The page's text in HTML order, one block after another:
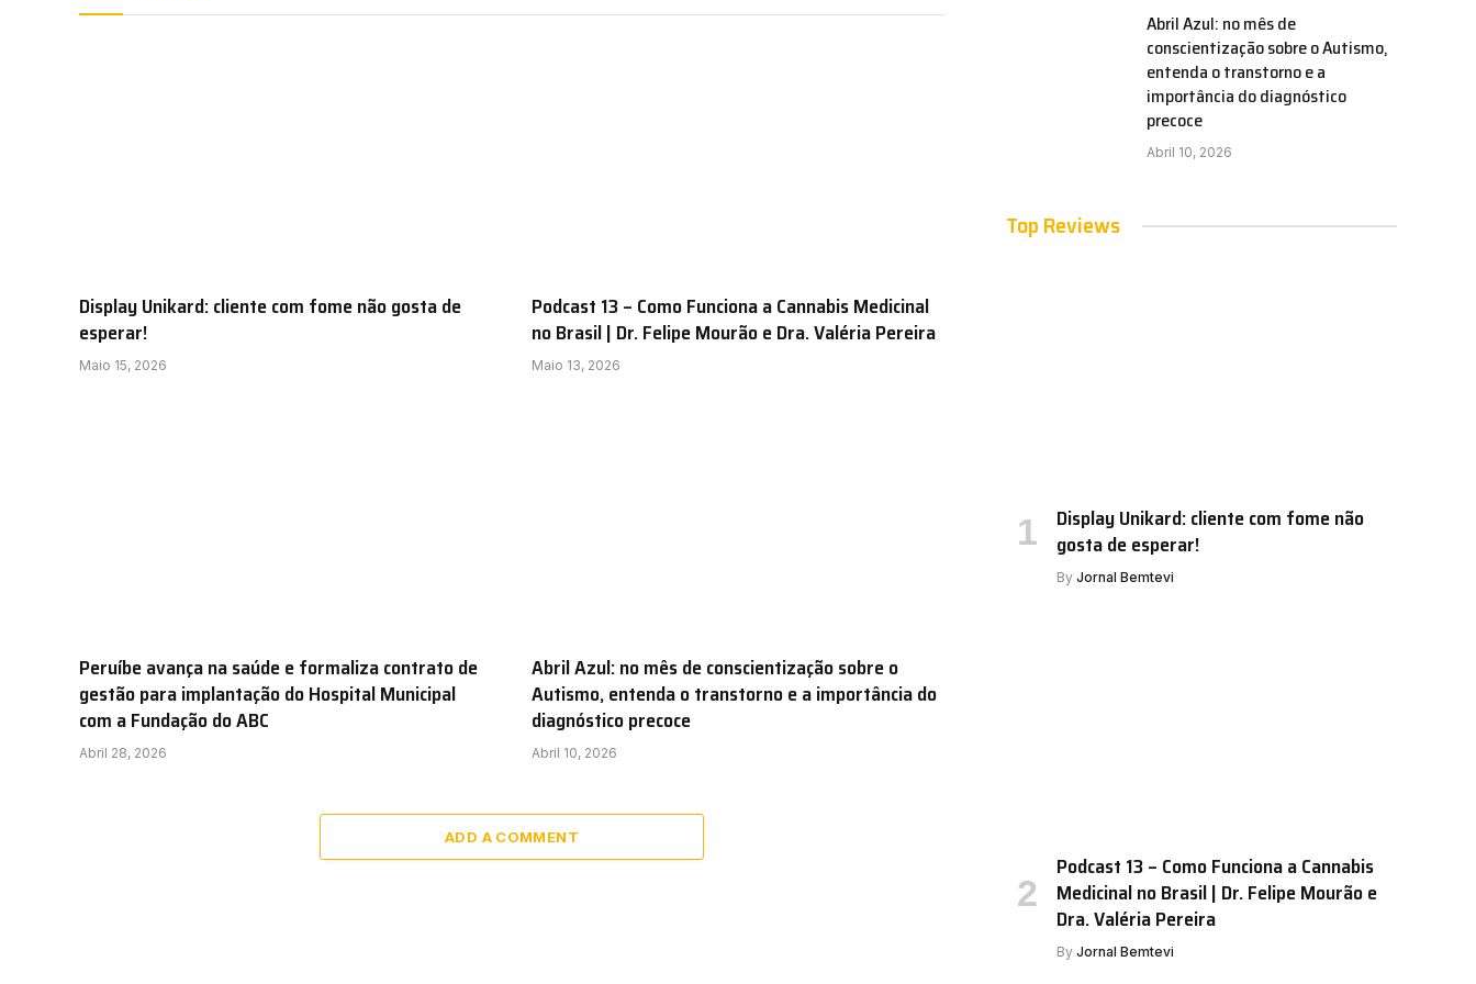
Display Unikard: cliente com fome não gosta de
esperar!
Maio 15, 2026
Podcast 13 – Como Funciona a Cannabis Medicinal
no Brasil | Dr. Felipe Mourão e Dra. Valéria Pereira
Maio 13, 2026
Peruíbe avança na saúde e formaliza contrato de
gestão para implantação do Hospital Municipal
com a Fundação do ABC
Abril 28, 2026
Abril Azul: no mês de conscientização sobre o
Autismo, entenda o transtorno e a importância do
diagnóstico precoce
Abril 10, 2026
ADD A COMMENT
Abril Azul: no mês de
conscientização sobre o Autismo,
entenda o transtorno e a
importância do diagnóstico
precoce
Abril 10, 2026
Top Reviews
Display Unikard: cliente com fome não
gosta de esperar!
By Jornal Bemtevi
Podcast 13 – Como Funciona a Cannabis
Medicinal no Brasil | Dr. Felipe Mourão e
Dra. Valéria Pereira
By Jornal Bemtevi